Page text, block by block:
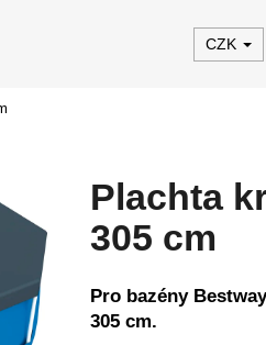
CZK
Plachta
305 cm
Pro bazény
305 cm.